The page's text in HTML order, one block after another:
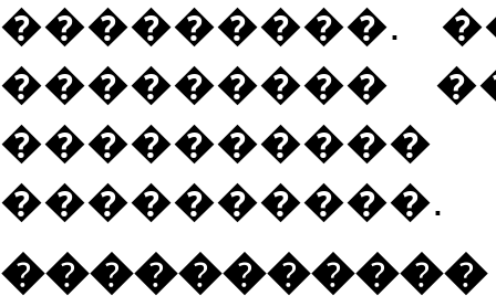
���������.
���������
����������.